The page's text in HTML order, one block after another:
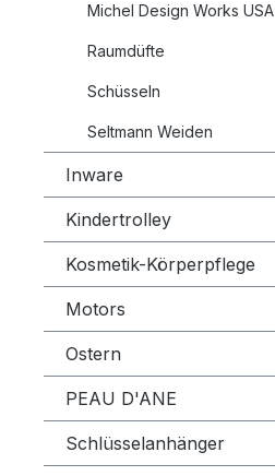
Michel Design Works USA
Raumdüfte
Schüsseln
Seltmann Weiden
Inware
Kindertrolley
Kosmetik-Körperpflege
Motors
Ostern
PEAU D'ANE
Schlüsselanhänger